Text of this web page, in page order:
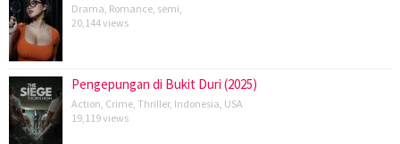
Drama Romance semi
20,144 views
Pengepungan di Bukit Duri (2025)
Action Crime Thriller, Indonesia USA
19,119 views